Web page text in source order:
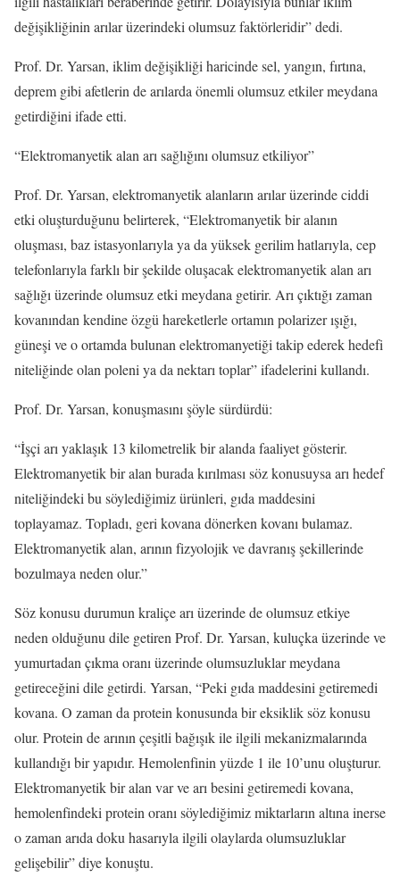
değişikliğinin arılar üzerindeki olumsuz faktörleridir” dedi.
Prof. Dr. Yarsan, iklim değişikliği haricinde sel, yangın, fırtına,
deprem gibi afetlerin de arılarda önemli olumsuz etkiler meydana
getirdiğini ifade etti.
“Elektromanyetik alan arı sağlığını olumsuz etkiliyor”
Prof. Dr. Yarsan, elektromanyetik alanların arılar üzerinde ciddi
etki oluşturduğunu belirterek, “Elektromanyetik bir alanın
oluşması, baz istasyonlarıyla ya da yüksek gerilim hatlarıyla, cep
telefonlarıyla farklı bir şekilde oluşacak elektromanyetik alan arı
sağlığı üzerinde olumsuz etki meydana getirir. Arı çıktığı zaman
kovanından kendine özgü hareketlerle ortamın polarizer ışığı,
güneşi ve o ortamda bulunan elektromanyetiği takip ederek hedefi
niteliğinde olan poleni ya da nektarı toplar” ifadelerini kullandı.
Prof. Dr. Yarsan, konuşmasını şöyle sürdürdü:
“İşçi arı yaklaşık 13 kilometrelik bir alanda faaliyet gösterir.
Elektromanyetik bir alan burada kırılması söz konusuysa arı hedef
niteliğindeki bu söylediğimiz ürünleri, gıda maddesini
toplayamaz. Topladı, geri kovana dönerken kovanı bulamaz.
Elektromanyetik alan, arının fizyolojik ve davranış şekillerinde
bozulmaya neden olur.”
Söz konusu durumun kraliçe arı üzerinde de olumsuz etkiye
neden olduğunu dile getiren Prof. Dr. Yarsan, kuluçka üzerinde ve
yumurtadan çıkma oranı üzerinde olumsuzluklar meydana
getireceğini dile getirdi. Yarsan, “Peki gıda maddesini getiremedi
kovana. O zaman da protein konusunda bir eksiklik söz konusu
olur. Protein de arının çeşitli bağışık ile ilgili mekanizmalarında
kullandığı bir yapıdır. Hemolenfinin yüzde 1 ile 10’unu oluşturur.
Elektromanyetik bir alan var ve arı besini getiremedi kovana,
hemolenfindeki protein oranı söylediğimiz miktarların altına inerse
o zaman arıda doku hasarıyla ilgili olaylarda olumsuzluklar
gelişebilir” diye konuştu.